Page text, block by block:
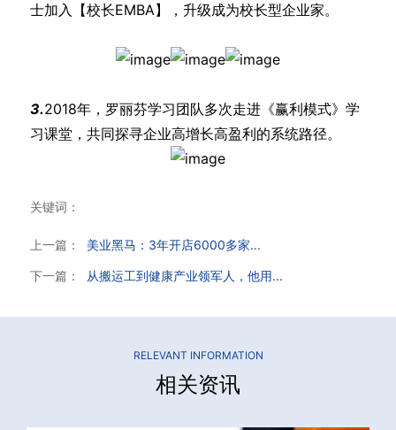
士加入【校长EMBA】，升级成为校长型企业家。
3.2018年，罗丽芬学习团队多次走进《赢利模式》学
习课堂，共同探寻企业高增长高盈利的系统路径。
关键词：
上一篇： 美业黑马：3年开店6000多家...
下一篇： 从搬运工到健康产业领军人，他用...
RELEVANT INFORMATION
相关资讯